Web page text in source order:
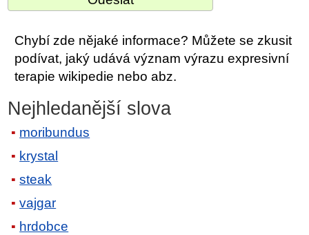
Chybí zde nějaké informace? Můžete se zkusit
podívat, jaký udává význam výrazu expresivní
terapie wikipedie nebo abz.
Nejhledanější slova
moribundus
krystal
steak
vajgar
hrdobce